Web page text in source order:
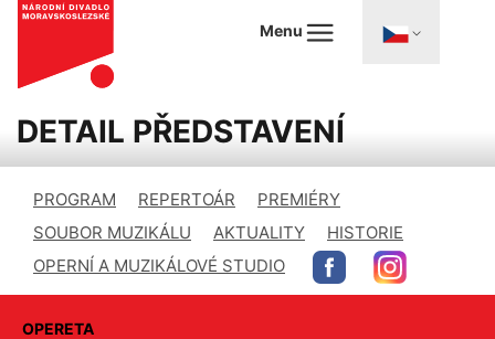
Menu
DETAIL PŘEDSTAVENÍ
PROGRAM REPERTOÁR
PREMIÉRY
SOUBOR MUZIKÁLU
AKTUALITY
HISTORIE
OPERNÍ A MUZIKÁLOVÉ STUDIO
OPERETA